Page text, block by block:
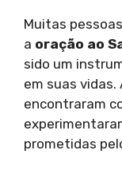
Muitas
a oração ao
sido um
em suas vidas.
encontraram
prometidas